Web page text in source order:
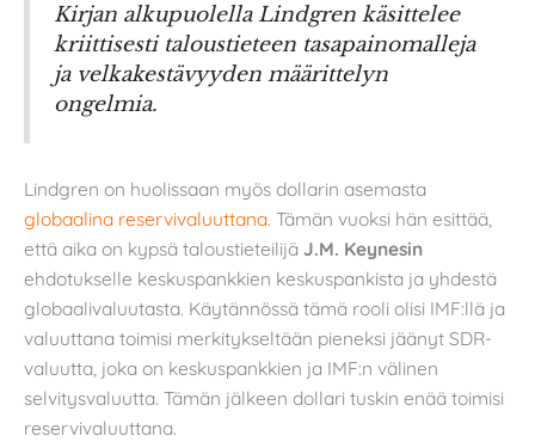
Kirjan alkupuolella Lindgren käsittelee
kriittisesti taloustieteen tasapainomalleja
ja velkakestävyyden määrittelyn
ongelmia.
Lindgren on huolissaan myös dollarin asemasta
globaalina reservivaluuttana. Tämän vuoksi hän esittää,
että aika on kypsä taloustieteilijä J.M. Keynesin
ehdotukselle keskuspankkien keskuspankista ja yhdestä
globaalivaluutasta. Käytännössä tämä rooli olisi IMF:llä ja
valuuttana toimisi merkitykseltään pieneksi jäänyt SDR-
valuutta, joka on keskuspankkien ja IMF:n välinen
selvitysvaluutta. Tämän jälkeen dollari tuskin enää toimisi
reservivaluuttana.